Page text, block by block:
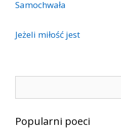
Samochwała
Jeżeli miłość jest
Popularni poeci